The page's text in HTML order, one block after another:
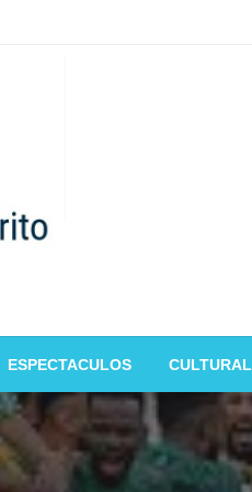
ESPECTACULOS CULTURAL